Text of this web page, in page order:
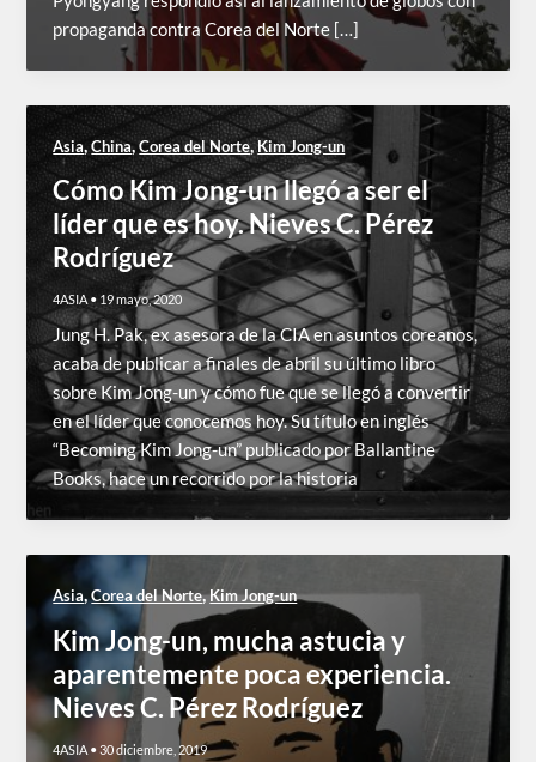
propaganda contra Corea del Norte […]
Asia,China,Corea del Norte,Kim Jong-un
Cómo Kim Jong-un llegó a ser el
líder que es hoy. Nieves C. Pérez
Rodríguez
4ASIA • 19 mayo, 2020
Jung H. Pak, ex asesora de la CIA en asuntos coreanos,
acaba de publicar a finales de abril su último libro
sobre Kim Jong-un y cómo fue que se llegó a convertir
en el líder que conocemos hoy. Su título en inglés
“Becoming Kim Jong-un” publicado por Ballantine
Books, hace un recorrido por la historia
Asia,Corea del Norte,Kim Jong-un
Kim Jong-un, mucha astucia y
aparentemente poca experiencia.
Nieves C. Pérez Rodríguez
4ASIA •30 diciembre, 2019